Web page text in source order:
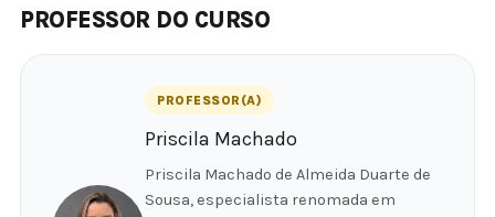
PROFESSOR DO CURSO
PROFESSOR(A)
Priscila Machado
Priscila Machado de Almeida Duarte de
Sousa, especialista renomada em